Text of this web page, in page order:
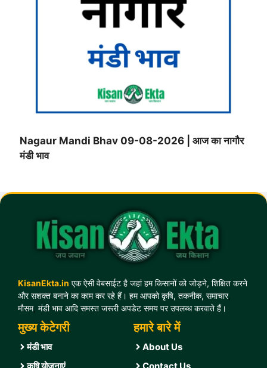
Nagaur Mandi Bhav 09-08-2026 | आज का नागौर
मंडी भाव
KisanEkta.in एक ऐसी वेबसाईट है जहां हम किसानों को जोड़ने, शिक्षित करने
और सशक्त बनाने का काम कर रहे हैं। हम आपको कृषि, तकनीक, समाचार,
मौसम, मंडी भाव आदि समस्त जरूरी अपडेट समय पर उपलब्ध करवाते हैं।
मुख्य केटेगरी
मंडी भाव
कृषि योजनाएं
हमारे बारे में
About Us
Contact Us